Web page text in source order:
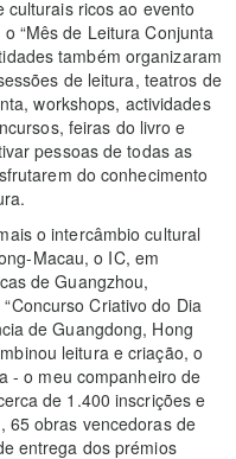
ricos ao evento
“Mês de Leitura Conjunta
também organizaram
de leitura, teatros de
workshops, actividades
feiras do livro e
pessoas de todas as
do conhecimento
o intercâmbio cultural
Macau, o IC, em
de Guangzhou,
Criativo do Dia
de Guangdong, Hong
leitura e criação, o
- o meu companheiro de
de 1.400 inscrições e
65 obras vencedoras de
entrega dos prémios